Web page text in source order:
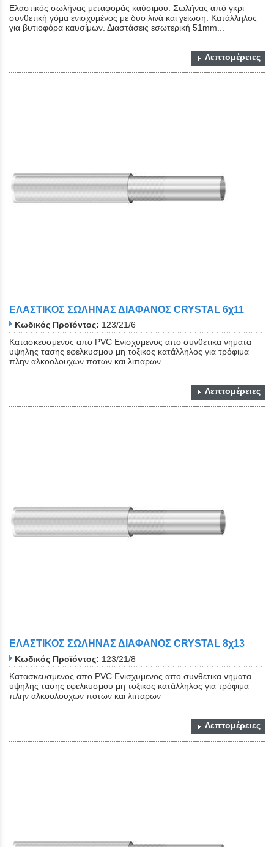
Ελαστικός σωλήνας μεταφοράς καύσιμου. Σωλήνας από γκρι
συνθετική γόμα ενισχυμένος με δυο λινά και γείωση. Κατάλληλος
για βυτιοφόρα καυσίμων. Διαστάσεις εσωτερική 51mm...
Λεπτομέρειες
ΕΛΑΣΤΙΚΟΣ ΣΩΛΗΝΑΣ ΔΙΑΦΑΝΟΣ CRYSTAL 6χ11
Κωδικός Προϊόντος: 123/21/6
Κατασκευσμενος απο PVC Ενισχυμενος απο συνθετικα νηματα
υψηλης τασης εφελκυσμου μη τοξικος κατάλληλος για τρόφιμα
πλην αλκοολουχων ποτων και λιπαρων
Λεπτομέρειες
ΕΛΑΣΤΙΚΟΣ ΣΩΛΗΝΑΣ ΔΙΑΦΑΝΟΣ CRYSTAL 8χ13
Κωδικός Προϊόντος: 123/21/8
Κατασκευσμενος απο PVC Ενισχυμενος απο συνθετικα νηματα
υψηλης τασης εφελκυσμου μη τοξικος κατάλληλος για τρόφιμα
πλην αλκοολουχων ποτων και λιπαρων
Λεπτομέρειες